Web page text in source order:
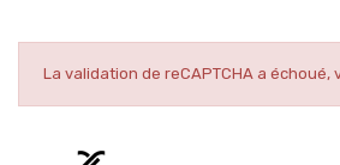
La validation de reCAPTCHA a échoué,